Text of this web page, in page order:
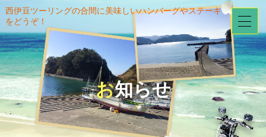
西伊豆ツーリングの合間に美味しいハンバーグやステーキ
をどうぞ！
お知らせ